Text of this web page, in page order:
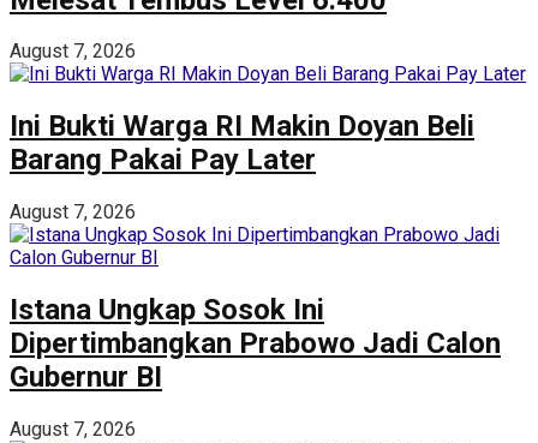
August 7, 2026
Ini Bukti Warga RI Makin Doyan Beli
Barang Pakai Pay Later
August 7, 2026
Istana Ungkap Sosok Ini
Dipertimbangkan Prabowo Jadi Calon
Gubernur BI
August 7, 2026